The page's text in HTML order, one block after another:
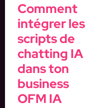
Comment
intégrer les
scripts de
chatting IA
dans ton
business
OFM IA